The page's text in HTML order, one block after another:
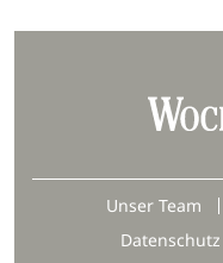
Unser Team
Datenschutz